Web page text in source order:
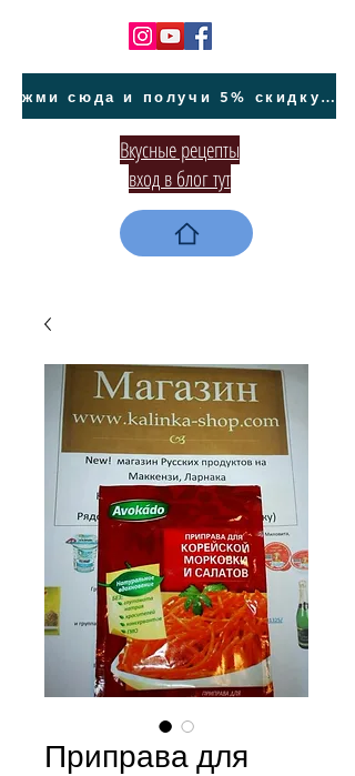
жми сюда и получи 5% скидку на покупку авто на Кипре и автообслуживание
Вкусные рецепты
вход в блог тут
Приправа для